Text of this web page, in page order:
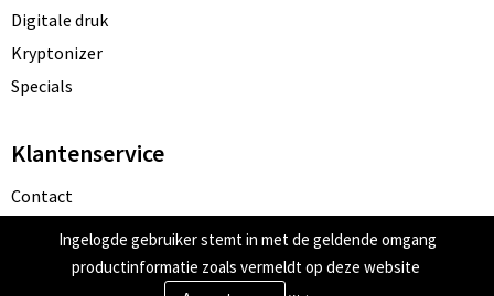
Digitale druk
Kryptonizer
Specials
Klantenservice
Contact
Bestelling & Bezorging
Betaalmethoden
Ingelogde gebruiker stemt in met de geldende omgang
productinformatie zoals vermeldt op deze website